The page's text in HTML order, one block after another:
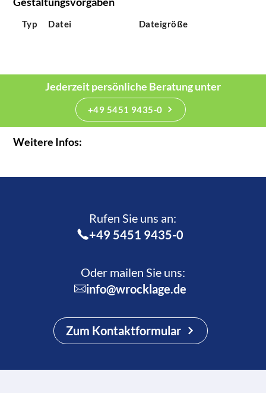
Typ Datei Dateigröße
Jederzeit persönliche Beratung unter
+49 5451 9435-0
Weitere Infos:
Rufen Sie uns an:­
+49 5451 9435-0
Oder mailen Sie uns:
info@wrocklage.de
Zum Kontaktformular